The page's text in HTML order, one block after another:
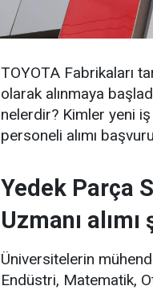
TOYOTA Fabrikaları
olarak alınmaya
nelerdir? Kimler yeni
personeli alımı
Yedek Parça
Uzmanı alımı
Üniversitelerin
Endüstri, Matematik,